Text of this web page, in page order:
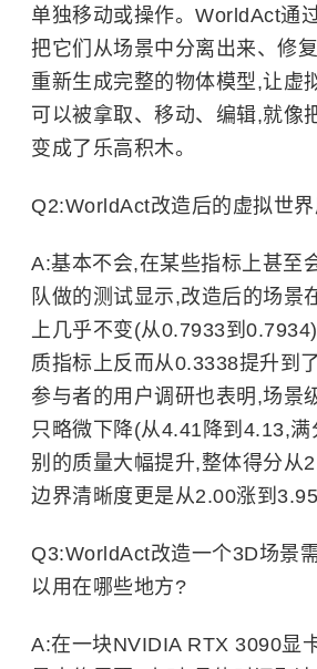
单独移动或操作。WorldAct通
把它们从场景中分离出来、修
重新生成完整的物体模型,让虚
可以被拿取、移动、编辑,就像
变成了乐高积木。
Q2:WorldAct改造后的虚拟世
A:基本不会,在某些指标上甚至
队做的测试显示,改造后的场景
上几乎不变(从0.7933到
质指标上反而从0.3338提升到
参与者的用户调研也表明,场景
只略微下降(从4.41降到4.13,
别的质量大幅提升,整体得分从
边界清晰度更是从2.00涨到3.95
Q3:WorldAct改造一个3D场景
以用在哪些地方?
A:在一块NVIDIA RTX 3090显